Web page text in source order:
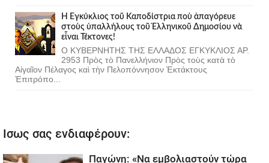
Ἡ Ἐγκύκλιος τοῦ Καποδίστρια ποὺ ἀπαγόρευε
στοὺς ὑπαλλήλους τοῦ Ἑλληνικοῦ Δημοσίου νὰ
εἶναι Τέκτονες!
Ο ΚΥΒΕΡΝΗΤΗΣ ΤΗΣ ΕΛΛΑΔΟΣ ΕΓΚΥΚΛΙΟΣ ΑΡ.
2953 Πρὸς τὸ Πανελλήνιον Πρὸς τοὺς κατὰ τὸ
Αἰγαῖον Πέλαγος καὶ τὴν Πελοπόννησον Ἐκτάκτους
Ἐπιτρόπο...